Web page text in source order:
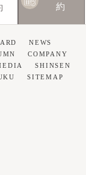
約
NEWS
COMPANY
SHINSEN
SITEMAP